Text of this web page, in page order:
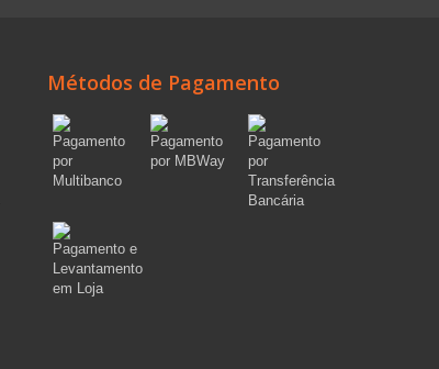
Métodos de Pagamento